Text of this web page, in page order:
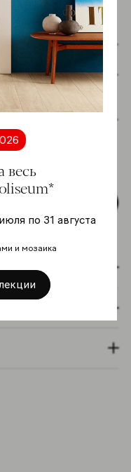
весь
по 31 августа
и мозаика
рассылку
и обработку
согласно